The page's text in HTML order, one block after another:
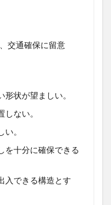
交通確保に留意
状が望ましい。
ない。
。
を十分に確保できる
入できる構造とす